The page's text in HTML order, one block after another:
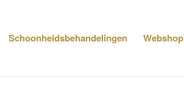
Schoonheidsbehandelingen Webshop